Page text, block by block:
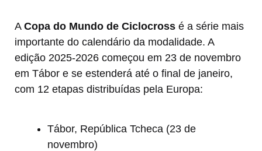
A Copa do Mundo de Ciclocross é a série mais
importante do calendário da modalidade. A
edição 2025-2026 começou em 23 de novembro
em Tábor e se estenderá até o final de janeiro,
com 12 etapas distribuídas pela Europa:
Tábor, República Tcheca (23 de
novembro)